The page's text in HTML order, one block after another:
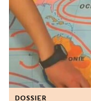
DOSSIER